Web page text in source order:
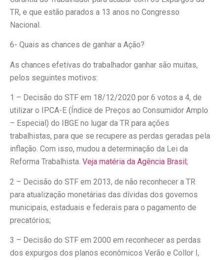
TR, e que estão parados a 13 anos no Congresso
Nacional.
6- Quais as chances de ganhar a Ação?
As chances efetivas do trabalhador ganhar são muitas,
pelos seguintes motivos:
1 – Decisão do STF em 18/12/2020 por 6 votos a 4, de
utilizar o IPCA-E (Índice de Preços ao Consumidor Amplo
– Especial) do IBGE no lugar da TR para ações
trabalhistas, para que se recupere as perdas geradas pela
inflação. Com isso, mudou a determinação da Lei da
Reforma Trabalhista. Veja matéria da Agência Brasil ;
2 – Decisão do STF em 2013, de não reconhecer a TR
para atualização monetárias das dívidas dos governos
municipais, estaduais e federais para o pagamento de
precatórios;
3 – Decisão do STF em 2000 em reconhecer as perdas
dos expurgos dos planos econômicos Verão e Collor I,